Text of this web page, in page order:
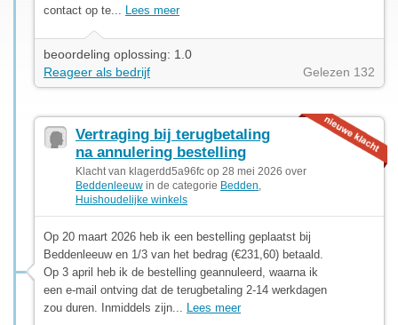
contact op te... Lees meer
beoordeling oplossing: 1.0
Reageer als bedrijf
Gelezen 132
Vertraging bij terugbetaling
na annulering bestelling
Klacht van klagerdd5a96fc op 28 mei 2026 over
Beddenleeuw in de categorie Bedden
Huishoudelijke winkels
Op 20 maart 2026 heb ik een bestelling geplaatst bij
Beddenleeuw en 1/3 van het bedrag (€231,60) betaald.
Op 3 april heb ik de bestelling geannuleerd, waarna ik
een e-mail ontving dat de terugbetaling 2-14 werkdagen
zou duren. Inmiddels zijn... Lees meer